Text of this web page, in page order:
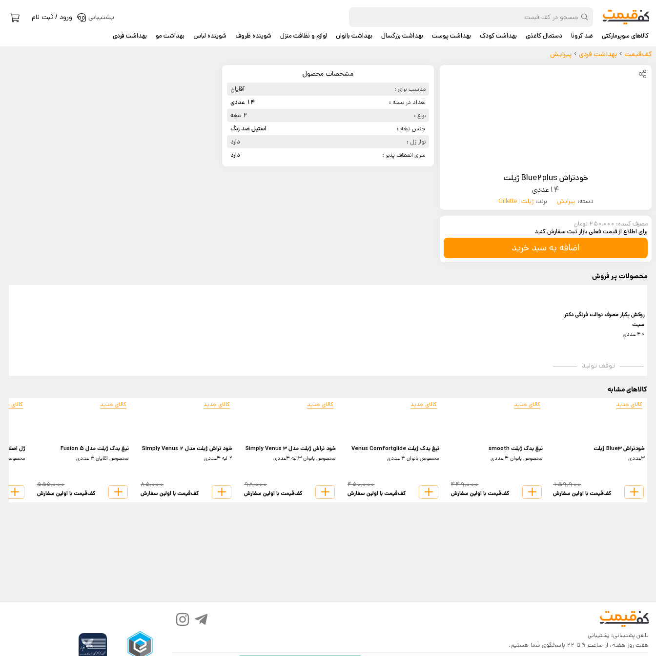
ورود / ثبت نام پشتیبانی
کالاهای سوپرمارکتی ضد کرونا دستمال کاغذی بهداشت کودک بهداشت پوست بهداشت بزرگسال بهداشت بانوان لوازم و نظافت منزل شوینده ظروف شوینده لباس بهداشت مو بهداشت فردی
کف‌قیمت بهداشت فردی پیرایش
خودتراش Blue2plus ژیلت
14عددی
دسته: پیرایش برند: ژیلت | Gillette
مصرف کننده: 250,000 تومان
برای اطلاع از قیمت فعلی بازار ثبت سفارش کنید
اضافه به سبد خرید
مشخصات محصول
مناسب برای :
آقایان
تعداد در بسته :
14 عددی
نوع :
2 تیغه
جنس تیغه :
استیل ضد زنگ
نوار ژل :
دارد
سری انعطاف پذیر :
دارد
محصولات پر فروش
روکش یکبار مصرف توالت فرنگی دکتر
سیت
40 عددی
توقف تولید
کالاهای مشابه
کالای جدید
خودتراش Blue3 ژیلت
3عددی
159,900
کف‌قیمت با اولین سفارش
کالای جدید
تیغ یدک ژیلت smooth
مخصوص بانوان 4 عددی
449,000
کف‌قیمت با اولین سفارش
کالای جدید
تیغ یدک ژیلت Venus Comfortglide
مخصوص بانوان 4 عددی
450,000
کف‌قیمت با اولین سفارش
کالای جدید
خود تراش ژیلت مدل Simply Venus 3
مخصوص بانوان 3 لبه 4عددی
98,000
کف‌قیمت با اولین سفارش
کالای جدید
خود تراش ژیلت مدل Simply Venus 2
2 لبه 4عددی
85,000
کف‌قیمت با اولین سفارش
کالای جدید
تیغ یدک ژیلت مدل Fusion 5
مخصوص آقایان 4 عددی
555,000
کف‌قیمت با اولین سفارش
کالای
ژل اصلاح
مخصوص پوست
تلفن پشتیبانی: پشتیبانی
هفت روز هفته، از ساعت 9 تا 22 پاسخگوی شما هستیم.